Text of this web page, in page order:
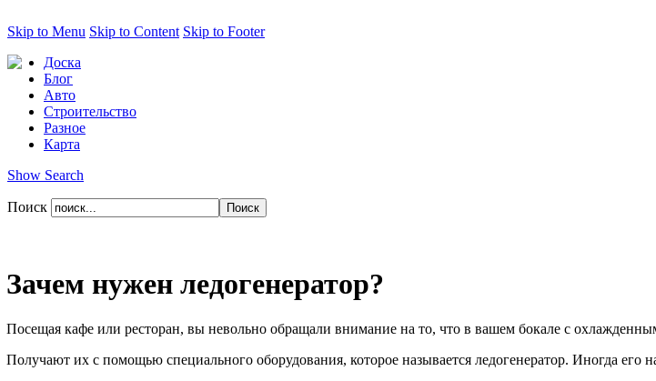
Skip to Menu Skip to Content Skip to Footer
Доска
Блог
Авто
Строительство
Разное
Карта
Show Search
Поиск
Зачем нужен ледогенератор?
Посещая кафе или ресторан, вы невольно обращали внимание на то, что в вашем бокале с
Получают их с помощью специального оборудования, которое называется ледогенератор. Иногда его